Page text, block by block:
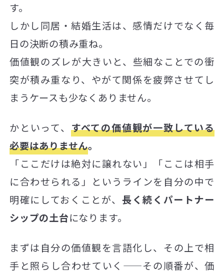
す。
しかし同居・結婚生活は、感情だけでなく毎
日の決断の積み重ね。
価値観のズレが大きいと、些細なことでの衝
突が積み重なり、やがて関係を疲弊させてし
まうケースも少なくありません。
かといって、 すべての価値観が一致している
必要はありません。
「ここだけは絶対に譲れない」「ここは相手
に合わせられる」というラインを自分の中で
明確にしておくことが、長く続くパートナー
シップの土台になります。
まずは自分の価値観を言語化し、その上で相
手と照らし合わせていく——その順番が、価